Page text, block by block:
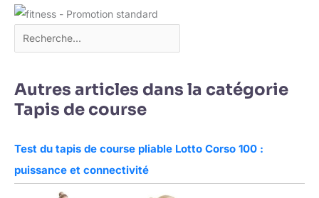
Autres articles dans la catégorie
Tapis de course
Test du tapis de course pliable Lotto Corso 100 :
puissance et connectivité